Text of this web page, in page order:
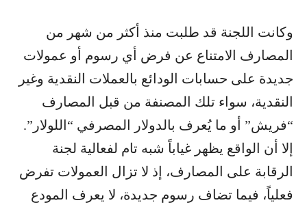
وكانت اللجنة قد طلبت منذ أكثر من شهر من
المصارف الامتناع عن فرض أي رسوم أو عمولات
جديدة على حسابات الودائع بالعملات النقدية وغير
النقدية، سواء تلك المصنفة من قبل المصارف
“فريش” أو ما يُعرف بالدولار المصرفي “اللولار”.
إلا أن الواقع يظهر غياباً شبه تام لفعالية لجنة
الرقابة على المصارف، إذ لا تزال العمولات تفرض
فعلياً، فيما تضاف رسوم جديدة، لا يعرف المودع